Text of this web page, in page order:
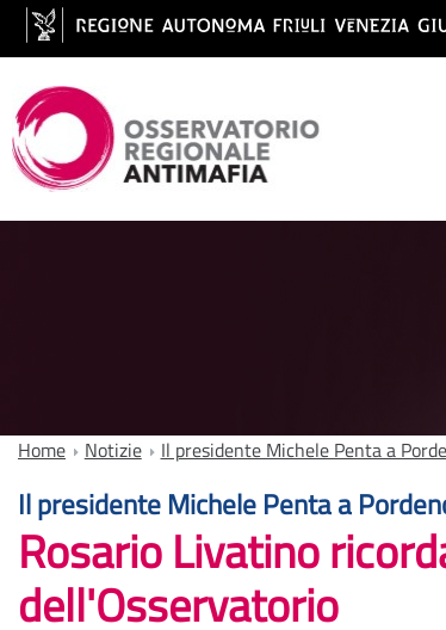
Home Notizie Il presidente Michele Penta a
Il presidente Michele Penta a
Rosario Livatino
dell'Osservatorio